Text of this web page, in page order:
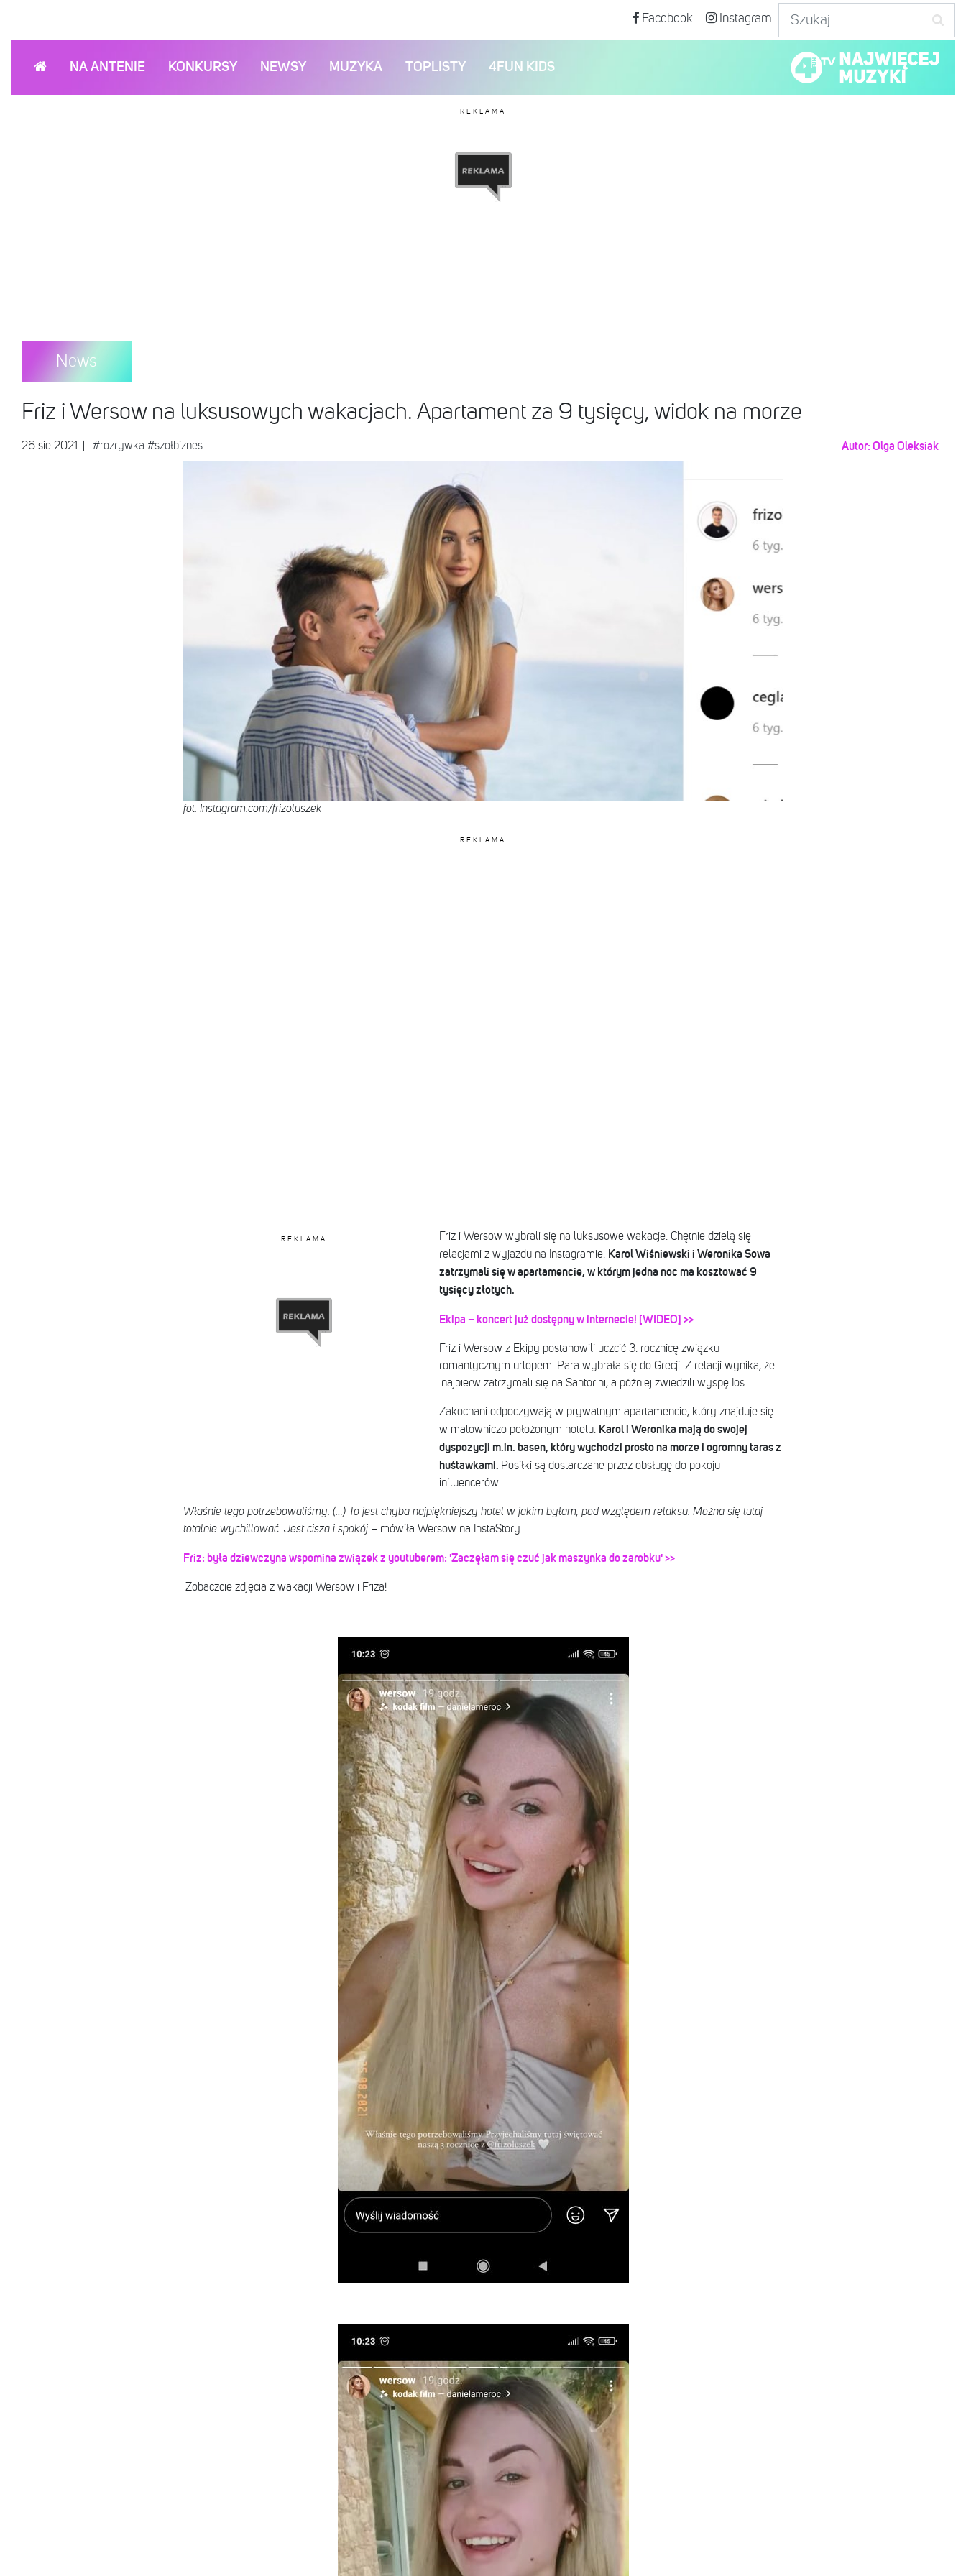
Facebook Instagram
NA ANTENIE KONKURSY NEWSY MUZYKA TOPLISTY 4FUN KIDS
REKLAMA
News
Friz i Wersow na luksusowych wakacjach. Apartament za 9 tysięcy, widok na morze
26 sie 2021 #rozrywka #szołbiznes Autor: Olga Oleksiak
fot. Instagram.com/frizoluszek
REKLAMA
REKLAMA
Friz i Wersow wybrali się na luksusowe wakacje. Chętnie dzielą się
relacjami z wyjazdu na Instagramie. Karol Wiśniewski i Weronika Sowa
zatrzymali się w apartamencie, w którym jedna noc ma kosztować 9
tysięcy złotych.
Ekipa – koncert już dostępny w internecie! [WIDEO] >>
Friz i Wersow z Ekipy postanowili uczcić 3. rocznicę związku
romantycznym urlopem. Para wybrała się do Grecji. Z relacji wynika, że
najpierw zatrzymali się na Santorini, a później zwiedzili wyspę Ios.
Zakochani odpoczywają w prywatnym apartamencie, który znajduje się
w malowniczo położonym hotelu. Karol i Weronika mają do swojej
dyspozycji m.in. basen, który wychodzi prosto na morze i ogromny taras z
huśtawkami. Posiłki są dostarczane przez obsługę do pokoju
influencerów.
Właśnie tego potrzebowaliśmy. (…) To jest chyba najpiękniejszy hotel w jakim byłam, pod względem relaksu. Można się tutaj
totalnie wychillować. Jest cisza i spokój – mówiła Wersow na InstaStory.
Friz: była dziewczyna wspomina związek z youtuberem: 'Zaczęłam się czuć jak maszynka do zarobku' >>
Zobaczcie zdjęcia z wakacji Wersow i Friza!